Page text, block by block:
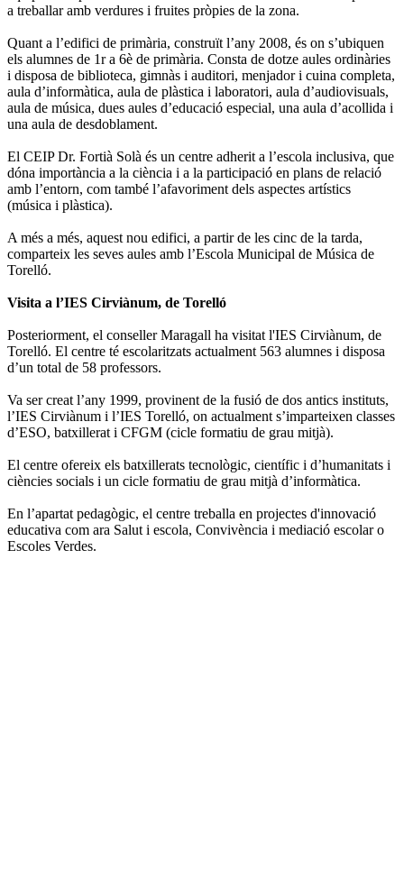
a treballar amb verdures i fruites pròpies de la zona.
Quant a l’edifici de primària, construït l’any 2008, és on s’ubiquen
els alumnes de 1r a 6è de primària. Consta de dotze aules ordinàries
i disposa de biblioteca, gimnàs i auditori, menjador i cuina completa,
aula d’informàtica, aula de plàstica i laboratori, aula d’audiovisuals,
aula de música, dues aules d’educació especial, una aula d’acollida i
una aula de desdoblament.
El CEIP Dr. Fortià Solà és un centre adherit a l’escola inclusiva, que
dóna importància a la ciència i a la participació en plans de relació
amb l’entorn, com també l’afavoriment dels aspectes artístics
(música i plàstica).
A més a més, aquest nou edifici, a partir de les cinc de la tarda,
comparteix les seves aules amb l’Escola Municipal de Música de
Torelló.
Visita a l’IES Cirviànum, de Torelló
Posteriorment, el conseller Maragall ha visitat l'IES Cirviànum, de
Torelló. El centre té escolaritzats actualment 563 alumnes i disposa
d’un total de 58 professors.
Va ser creat l’any 1999, provinent de la fusió de dos antics instituts,
l’IES Cirviànum i l’IES Torelló, on actualment s’imparteixen classes
d’ESO, batxillerat i CFGM (cicle formatiu de grau mitjà).
El centre ofereix els batxillerats tecnològic, científic i d’humanitats i
ciències socials i un cicle formatiu de grau mitjà d’informàtica.
En l’apartat pedagògic, el centre treballa en projectes d'innovació
educativa com ara Salut i escola, Convivència i mediació escolar o
Escoles Verdes.